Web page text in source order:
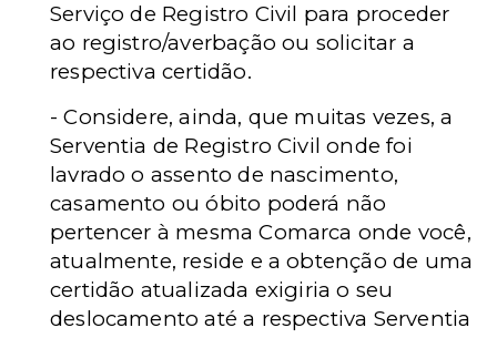
Serviço de Registro Civil para proceder
ao registro/averbação ou solicitar a
respectiva certidão.
- Considere, ainda, que muitas vezes, a
Serventia de Registro Civil onde foi
lavrado o assento de nascimento,
casamento ou óbito poderá não
pertencer à mesma Comarca onde você,
atualmente, reside e a obtenção de uma
certidão atualizada exigiria o seu
deslocamento até a respectiva Serventia